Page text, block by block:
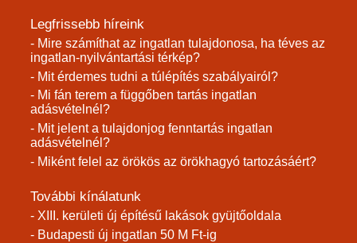
Legfrissebb híreink
- Mire számíthat az ingatlan tulajdonosa, ha téves az
ingatlan-nyilvántartási térkép?
- Mit érdemes tudni a túlépítés szabályairól?
- Mi fán terem a függőben tartás ingatlan
adásvételnél?
- Mit jelent a tulajdonjog fenntartás ingatlan
adásvételnél?
- Miként felel az örökös az örökhagyó tartozásáért?
További kínálatunk
- XIII. kerületi új építésű lakások gyüjtőoldala
- Budapesti új ingatlan 50 M Ft-ig